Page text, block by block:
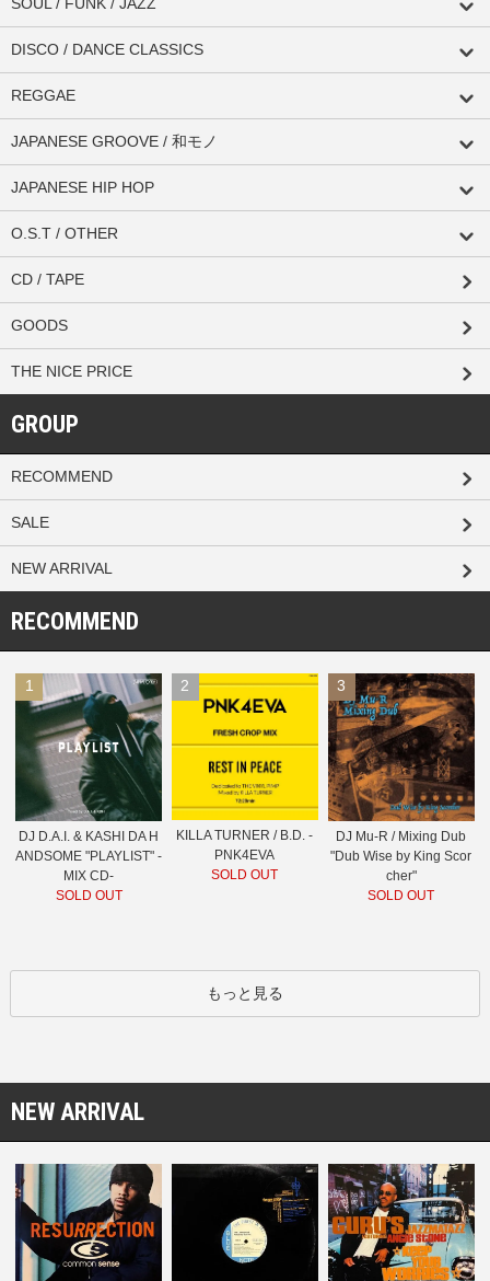
SOUL / FUNK / JAZZ
DISCO / DANCE CLASSICS
REGGAE
JAPANESE GROOVE / 和モノ
JAPANESE HIP HOP
O.S.T / OTHER
CD / TAPE
GOODS
THE NICE PRICE
GROUP
RECOMMEND
SALE
NEW ARRIVAL
RECOMMEND
1
DJ D.A.I. & KASHI DA H
ANDSOME "PLAYLIST" -
MIX CD-
SOLD OUT
2
KILLA TURNER / B.D. -
PNK4EVA
SOLD OUT
3
DJ Mu-R / Mixing Dub
"Dub Wise by King Scor
cher"
SOLD OUT
もっと見る
NEW ARRIVAL